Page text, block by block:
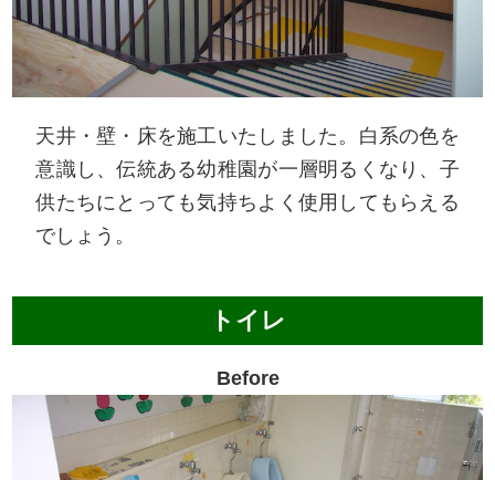
天井・壁・床を施工いたしました。白系の色を
意識し、伝統ある幼稚園が一層明るくなり、子
供たちにとっても気持ちよく使用してもらえる
でしょう。
トイレ
Before